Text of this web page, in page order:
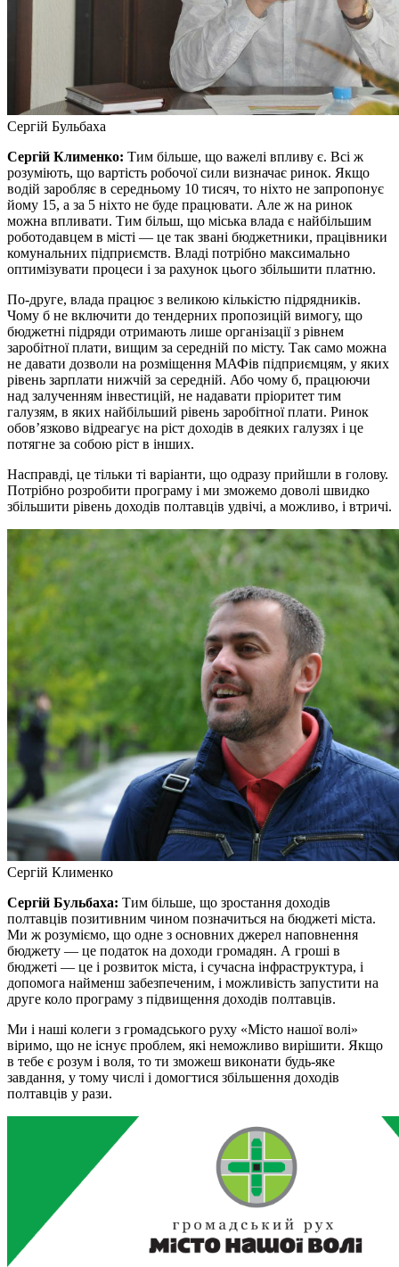
Сергій Бульбаха
Сергій Клименко: Тим більше, що важелі впливу є. Всі ж
розуміють, що вартість робочої сили визначає ринок. Якщо
водій заробляє в середньому 10 тисяч, то ніхто не запропонує
йому 15, а за 5 ніхто не буде працювати. Але ж на ринок
можна впливати. Тим більш, що міська влада є найбільшим
роботодавцем в місті — це так звані бюджетники, працівники
комунальних підприємств. Владі потрібно максимально
оптимізувати процеси і за рахунок цього збільшити платню.
По-друге, влада працює з великою кількістю підрядників.
Чому б не включити до тендерних пропозицій вимогу, що
бюджетні підряди отримають лише організації з рівнем
заробітної плати, вищим за середній по місту. Так само можна
не давати дозволи на розміщення МАФів підприємцям, у яких
рівень зарплати нижчій за середній. Або чому б, працюючи
над залученням інвестицій, не надавати пріоритет тим
галузям, в яких найбільший рівень заробітної плати. Ринок
обов’язково відреагує на ріст доходів в деяких галузях і це
потягне за собою ріст в інших.
Насправді, це тільки ті варіанти, що одразу прийшли в голову.
Потрібно розробити програму і ми зможемо доволі швидко
збільшити рівень доходів полтавців удвічі, а можливо, і втричі.
Сергій Клименко
Сергій Бульбаха: Тим більше, що зростання доходів
полтавців позитивним чином позначиться на бюджеті міста.
Ми ж розуміємо, що одне з основних джерел наповнення
бюджету — це податок на доходи громадян. А гроші в
бюджеті — це і розвиток міста, і сучасна інфраструктура, і
допомога найменш забезпеченим, і можливість запустити на
друге коло програму з підвищення доходів полтавців.
Ми і наші колеги з громадського руху «Місто нашої волі»
віримо, що не існує проблем, які неможливо вирішити. Якщо
в тебе є розум і воля, то ти зможеш виконати будь-яке
завдання, у тому числі і домогтися збільшення доходів
полтавців у рази.